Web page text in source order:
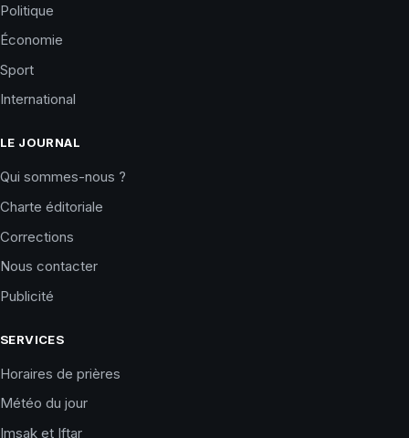
Politique
Économie
Sport
International
LE JOURNAL
Qui sommes-nous ?
Charte éditoriale
Corrections
Nous contacter
Publicité
SERVICES
Horaires de prières
Météo du jour
Imsak et Iftar